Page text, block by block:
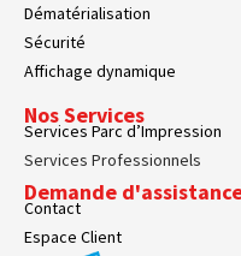
Dématérialisation
Sécurité
Affichage dynamique
Nos Services
Services Parc d’Impression
Services Professionnels
Demande
Contact
Espace Client